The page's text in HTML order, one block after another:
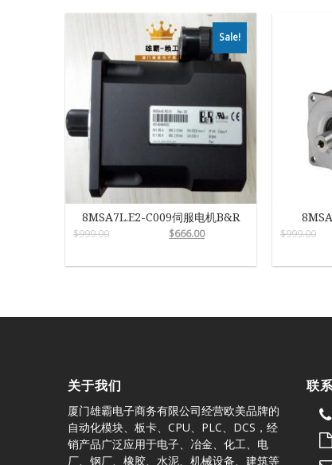
Sale!
8MSA7L.E2-C009伺服电机B&R
$999.00 $666.00 $999.00
关于我们
厦门雄霸电子商务有限公司经营欧美品牌的
自动化模块、板卡、CPU、PLC、DCS，经
销产品广泛应用于电子、冶金、化工、电
厂、钢厂、橡胶、水泥、机械设备、建筑等
联